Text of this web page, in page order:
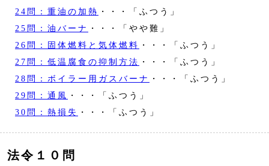
24問：重油の加熱 ・・・「ふつう」
25問：油バーナ
・・・「やや難」
26問：固体燃料と気体燃料 ・・・「ふつう」
27問：低温腐食の抑制方法 ・・・「ふつう」
28問：ボイラー用ガスバーナ
・・・「ふつう」
29問：通風 ・・・「ふつう」
30問：熱損失
・・・「ふつう」
法令１０問